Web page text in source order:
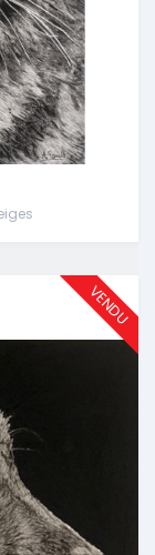
VENDU